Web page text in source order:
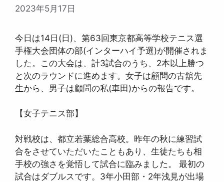
2023年5月17日
今日は14日(日)、第63回東京都高等学校テニス選
手権大会団体の部(インターハイ予選)が開催されま
した。この大会は、計3試合のうち、2本以上勝つ
と次のラウンドに進めます。女子は顧問の古舘先
生から、男子は顧問の私(車田)からの報告です。
【女子テニス部】
対戦校は、都立若葉総合高校。昨年の秋に練習試
合をさせていただいたこともあり、生徒たちも相
手校の強さを覚悟して試合に臨みました。 最初の
試合はダブルスです。3年小田部・2年浅見が出場